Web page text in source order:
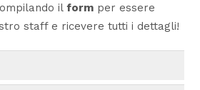
il form per essere
staff e ricevere tutti i dettagli!